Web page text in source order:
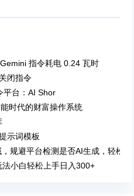
指令耗电 0.24 瓦时
闭指令
平台：AI Shor
时代的财富操作系统
示词模板
规避平台检测是否AI生成，轻松
小白轻松上手日入300+